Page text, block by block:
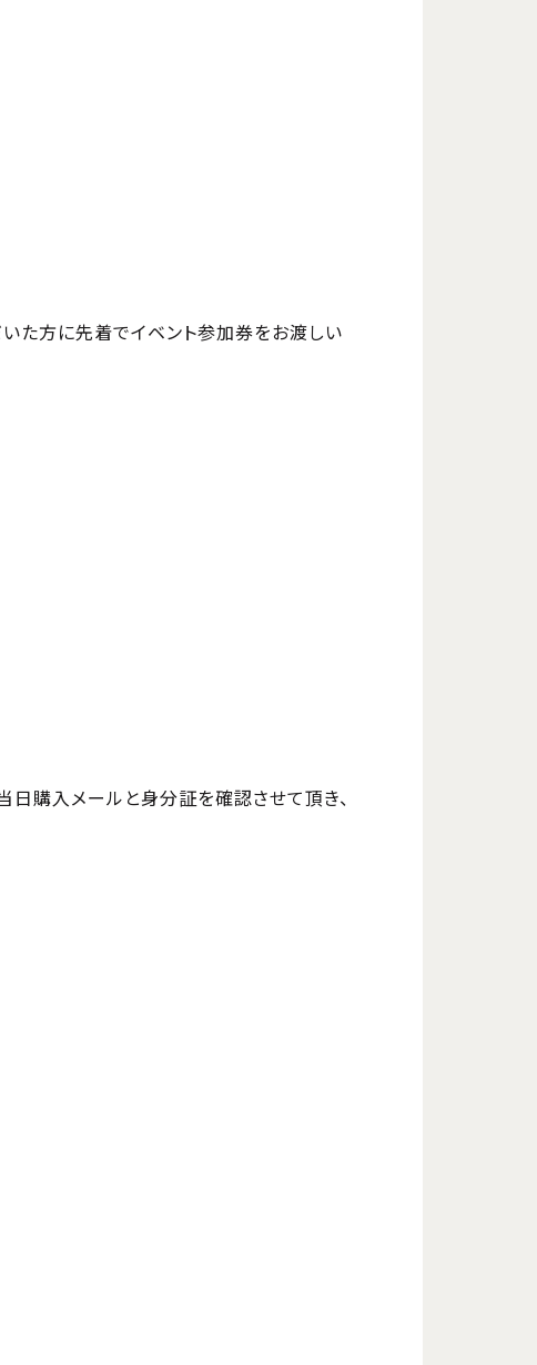
た方に先着でイベント参加券をお渡しい
購入メールと身分証を確認させて頂き、